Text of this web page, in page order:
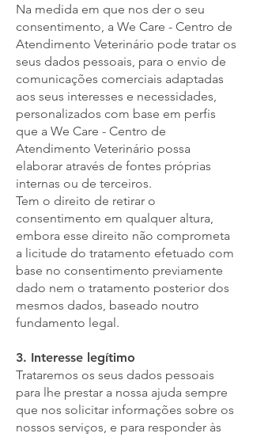
Na medida em que nos der o seu
consentimento, a We Care - Centro de
Atendimento Veterinário pode tratar os
seus dados pessoais, para o envio de
comunicações comerciais adaptadas
aos seus interesses e necessidades,
personalizados com base em perfis
que a We Care - Centro de
Atendimento Veterinário possa
elaborar através de fontes próprias
internas ou de terceiros.
Tem o direito de retirar o
consentimento em qualquer altura,
embora esse direito não comprometa
a licitude do tratamento efetuado com
base no consentimento previamente
dado nem o tratamento posterior dos
mesmos dados, baseado noutro
fundamento legal.
3. Interesse legítimo
Trataremos os seus dados pessoais
para lhe prestar a nossa ajuda sempre
que nos solicitar informações sobre os
nossos serviços, e para responder às